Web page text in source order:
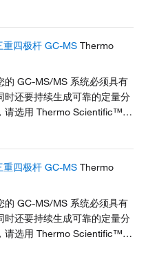
极杆 GC-MS 媲美的定量能
密度、全扫描 HRAM 功
能只有结合 Thermo
技术时才能同时提
四极杆 GC-MS Thermo
的 GC-MS/MS 系统必须具有
时还要持续生成可靠的定量分
请选用 Thermo Scientific™
器避免不必要的停机，从而尽
量和投资回报率 (ROI)。全
态范围结合久经考验的高灵敏
极严苛的监管方法和业务需求
解 TSQ 9610 GC-MS 产品优
四极杆 GC-MS Thermo
的 GC-MS/MS 系统必须具有
时还要持续生成可靠的定量分
请选用 Thermo Scientific™